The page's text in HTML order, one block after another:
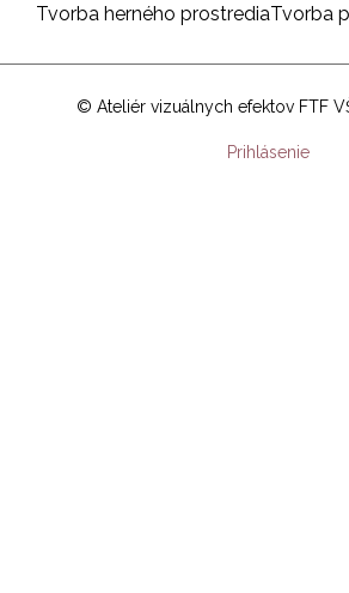
Tvorba herného prostrediaTvorba
© Ateliér vizuálnych efektov FTF
Prihlásenie